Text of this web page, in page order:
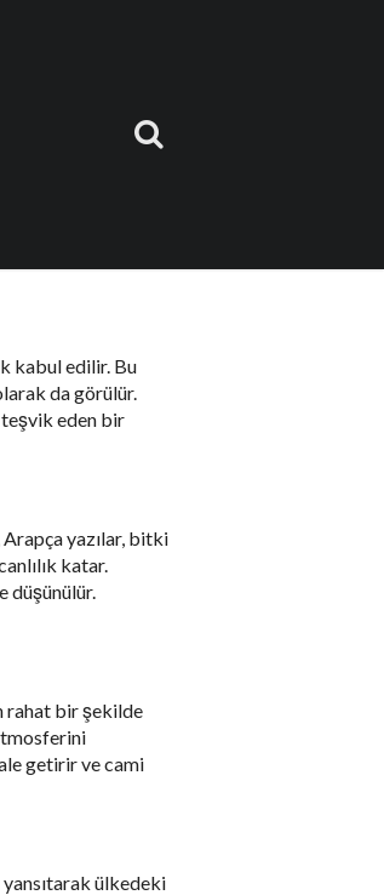
kabul edilir. Bu
da görülür.
teşvik eden bir
Arapça yazılar, bitki
katar.
düşünülür.
rahat bir şekilde
getirir ve cami
yansıtarak ülkedeki